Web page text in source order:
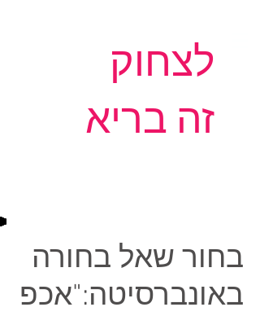
לצחוק
זה בריא
בחור שאל בחורה
באונברסיטה:"אכפ